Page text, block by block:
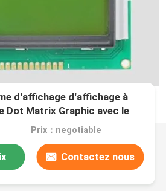
d'affichage d'affichage à
Dot Matrix Graphic avec le
Prix：negotiable
Contactez nous